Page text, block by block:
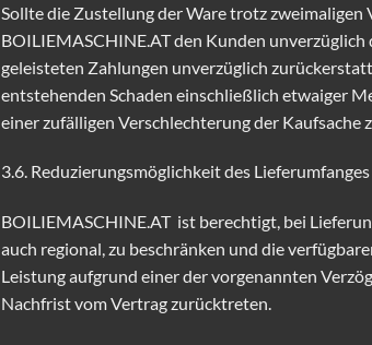
Sollte die Zustellung der Ware trotz
BOILIEMASCHINE.AT den Kunden
geleisteten Zahlungen unverzüglich
entstehenden Schaden einschließlich etwaiger
einer zufälligen Verschlechterung der Kaufsache
3.6. Reduzierungsmöglichkeit des
BOILIEMASCHINE.AT ist berechtigt, bei
auch regional, zu beschränken und die
Leistung aufgrund einer der vorgenannten
Nachfrist vom Vertrag zurücktreten.